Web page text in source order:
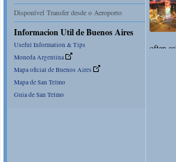
Disponível Transfer desde o Aeroporto
Informacion Util de Buenos Aires
Useful Information & Tips
Moneda Argentina
Mapa oficial de Buenos Aires
Mapa de San Telmo
Guia de San Telmo